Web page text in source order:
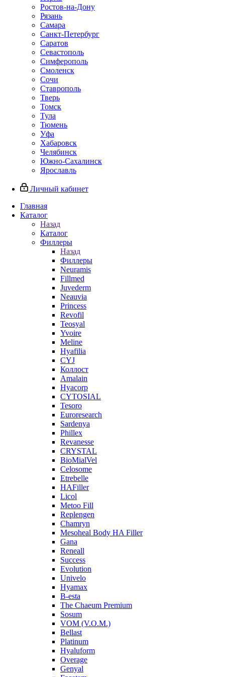
Ростов-на-Дону
Рязань
Самара
Санкт-Петербург
Саратов
Севастополь
Симферополь
Смоленск
Сочи
Ставрополь
Тверь
Томск
Тула
Тюмень
Уфа
Хабаровск
Челябинск
Южно-Сахалинск
Ярославль
Личный кабинет
Главная
Каталог
Назад
Каталог
Филлеры
Назад
Филлеры
Neuramis
Fillmed
Juvederm
Neauvia
Princess
Revofil
Teosyal
Yvoire
Meline
Hyafilia
CYJ
Коллост
Amalain
Hyacorp
CYTOSIAL
Tesoro
Euroresearch
Sardenya
Phillex
Revanesse
CRYSTAL
BioMialVel
Celosome
Etrebelle
HAFiller
Licol
Metoo Fill
Replengen
Chamryn
Mesoheal Body HA Filler
Gana
Reneall
Success
Evolution
Univelo
Hyamax
B-esta
The Chaeum Premium
Sosum
VOM (V.O.M.)
Bellast
Platinum
Hyaluform
Overage
Genyal